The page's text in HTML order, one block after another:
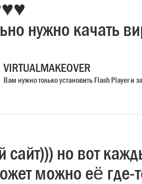
нужно качать
VIRTUALMAKEOVER
Вам нужно только установить Flash Player и
сайт))) но вот
можно её где-